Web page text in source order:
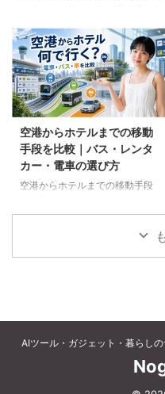
など、父の好みに合わせた選び方
と注意点を解説します。
空港からホテルまでの移動
手段を比較｜バス・レンタ
カー・電車の選び方
空港からホテルまでの移動手段
ス、タクシー、レンタカーで比較
します。料金、荷物、人数、到着
AIツール・ガジェット・暮らし